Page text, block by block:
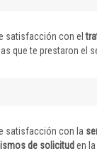
satisfacción con el
que te prestaron el
satisfacción con la
de solicitud en